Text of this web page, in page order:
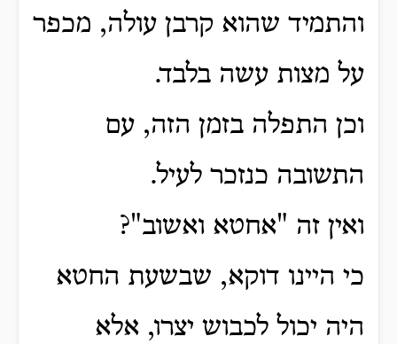
והתמיד שהוא קרבן עולה, מכפר
על מצות עשה בלבד.
וכן התפלה בזמן הזה, עם
התשובה כנזכר לעיל.
ואין זה "אחטא ואשוב"?
כי היינו דוקא, שבשעת החטא
היה יכול לכבוש יצרו, אלא